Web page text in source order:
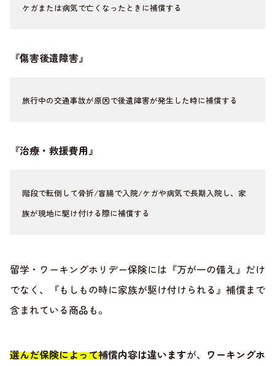
ケガまたは病気で亡くなったときに補償する
『傷害後遺障害』
旅行中の交通事故が原因で後遺障害が発生した時に補償する
『治療・救援費用』
階段で転倒して骨折/盲腸で入院/ケガや病気で長期入院し、家
族が現地に駆け付ける際に補償する
留学・ワーキングホリデー保険には『万が一の備え』だけ
でなく、『もしもの時に家族が駆け付けられる』補償まで
含まれている商品も。
選んだ保険によって補償内容は違いますが、 ワーキングホ